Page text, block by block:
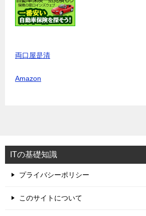
両口屋是清
Amazon
ITの基礎知識
プライバシーポリシー
このサイトについて